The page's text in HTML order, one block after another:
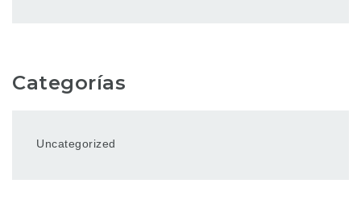
Categorías
Uncategorized